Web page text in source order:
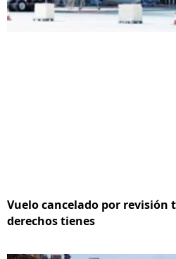
Vuelo cancelado por revisión
derechos tienes